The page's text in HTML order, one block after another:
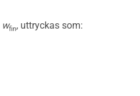
wfin, uttryckas som: